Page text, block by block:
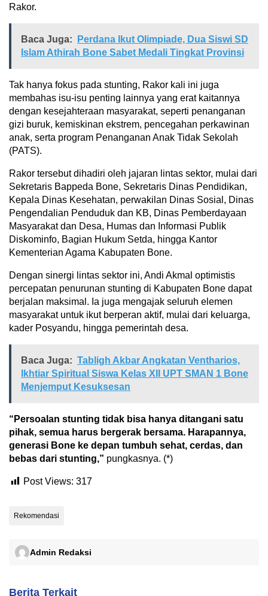
Rakor.
Baca Juga:
Perdana Ikut Olimpiade, Dua Siswi SD
Islam Athirah Bone Sabet Medali Tingkat Provinsi
Tak hanya fokus pada stunting, Rakor kali ini juga
membahas isu-isu penting lainnya yang erat kaitannya
dengan kesejahteraan masyarakat, seperti penanganan
gizi buruk, kemiskinan ekstrem, pencegahan perkawinan
anak, serta program Penanganan Anak Tidak Sekolah
(PATS).
Rakor tersebut dihadiri oleh jajaran lintas sektor, mulai dari
Sekretaris Bappeda Bone, Sekretaris Dinas Pendidikan,
Kepala Dinas Kesehatan, perwakilan Dinas Sosial, Dinas
Pengendalian Penduduk dan KB, Dinas Pemberdayaan
Masyarakat dan Desa, Humas dan Informasi Publik
Diskominfo, Bagian Hukum Setda, hingga Kantor
Kementerian Agama Kabupaten Bone.
Dengan sinergi lintas sektor ini, Andi Akmal optimistis
percepatan penurunan stunting di Kabupaten Bone dapat
berjalan maksimal. Ia juga mengajak seluruh elemen
masyarakat untuk ikut berperan aktif, mulai dari keluarga,
kader Posyandu, hingga pemerintah desa.
Baca Juga: Tabligh Akbar Angkatan Ventharios,
Ikhtiar Spiritual Siswa Kelas XII UPT SMAN 1 Bone
Menjemput Kesuksesan
“Persoalan stunting tidak bisa hanya ditangani satu
pihak, semua harus bergerak bersama. Harapannya,
generasi Bone ke depan tumbuh sehat, cerdas, dan
bebas dari stunting,” pungkasnya. (*)
Post Views: 317
Rekomendasi
Admin Redaksi
Berita Terkait